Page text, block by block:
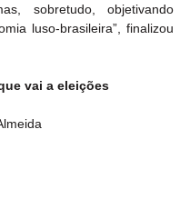
sobretudo, objetivando
luso-brasileira”, finalizou
vai a eleições